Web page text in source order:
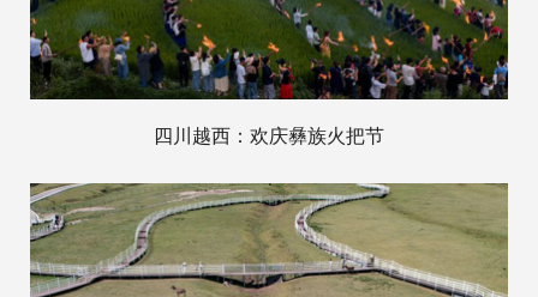
四川越西：欢庆彝族火把节